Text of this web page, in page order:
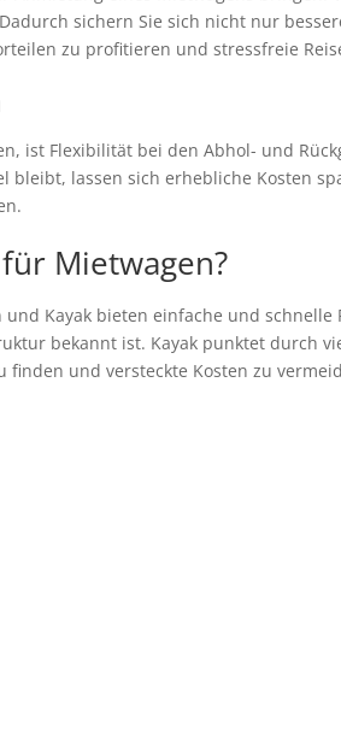
sichern Sie sich nicht nur
zu profitieren und stressfreie
ist Flexibilität bei den Abhol- und
lassen sich erhebliche Kosten
Mietwagen?
Kayak bieten einfache und
bekannt ist. Kayak punktet durch
finden und versteckte Kosten zu